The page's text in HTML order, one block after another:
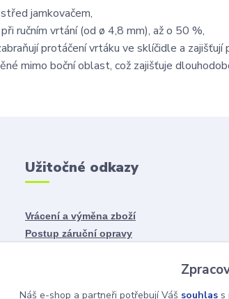
jamkovačem,
ručním vrtání (od ø 4,8 mm), až o 50 %,
protáčení vrtáku ve sklíčidle a zajišťují
mimo boční oblast, což zajišťuje
Užitočné odkazy
Vrácení a výměna zboží
Postup záruční opravy
Náš e-shop a partneři potřebují Váš souhlass